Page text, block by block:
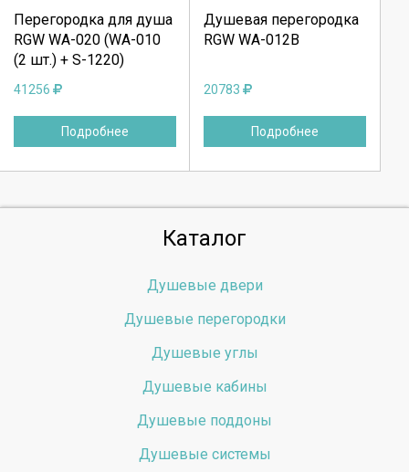
Перегородка для душа
RGW WA-020 (WA-010
(2 шт.) + S-1220)
41256
Подробнее
Продолжить
Отмена
Душевая перегородка
RGW WA-012B
20783
Подробнее
Продолжить
Каталог
Душевые двери
Душевые перегородки
Душевые углы
Душевые кабины
Душевые поддоны
Душевые системы